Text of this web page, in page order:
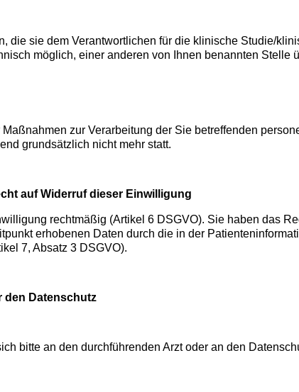
die sie dem Verantwortlichen für die klinische Studie/
möglich, einer anderen von Ihnen benannten Stelle
zur Verarbeitung der Sie betreffenden
grundsätzlich nicht mehr statt.
auf Widerruf dieser Einwilligung
rechtmäßig (Artikel 6 DSGVO). Sie haben das
erhobenen Daten durch die in der
7, Absatz 3 DSGVO).
den Datenschutz
bitte an den durchführenden Arzt oder an den